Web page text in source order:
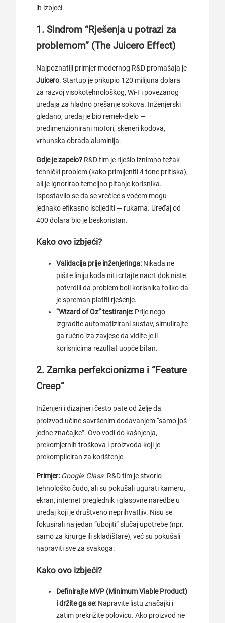
ih izbjeći.
1. Sindrom “Rješenja u potrazi za
problemom” (The Juicero Effect)
Najpoznatiji primjer modernog R&D promašaja je
Juicero. Startup je prikupio 120 milijuna dolara
za razvoj visokotehnološkog, Wi-Fi povezanog
uređaja za hladno prešanje sokova. Inženjerski
gledano, uređaj je bio remek-djelo —
predimenzionirani motori, skeneri kodova,
vrhunska obrada aluminija.
Gdje je zapelo? R&D tim je riješio iznimno težak
tehnički problem (kako primijeniti 4 tone pritiska),
ali je ignorirao temeljno pitanje korisnika.
Ispostavilo se da se vrećice s voćem mogu
jednako efikasno iscijediti — rukama. Uređaj od
400 dolara bio je beskoristan.
Kako ovo izbjeći?
Validacija prije inženjeringa: Nikada ne
pišite liniju koda niti crtajte nacrt dok niste
potvrdili da problem boli korisnika toliko da
je spreman platiti rješenje.
“Wizard of Oz” testiranje: Prije nego
izgradite automatizirani sustav, simulirajte
ga ručno iza zavjese da vidite je li
korisnicima rezultat uopće bitan.
2. Zamka perfekcionizma i “Feature
Creep”
Inženjeri i dizajneri često pate od želje da
proizvod učine savršenim dodavanjem “samo još
jedne značajke”. Ovo vodi do kašnjenja,
prekomjernih troškova i proizvoda koji je
prekompliciran za korištenje.
Primjer: Google Glass. R&D tim je stvorio
tehnološko čudo, ali su pokušali ugurati kameru,
ekran, internet preglednik i glasovne naredbe u
uređaj koji je društveno neprihvatljiv. Nisu se
fokusirali na jedan “ubojiti” slučaj upotrebe (npr.
samo za kirurge ili skladištare), već su pokušali
napraviti sve za svakoga.
Kako ovo izbjeći?
Definirajte MVP (Minimum Viable Product)
i držite ga se: Napravite listu značajki i
zatim prekrižite polovicu. Ako proizvod ne